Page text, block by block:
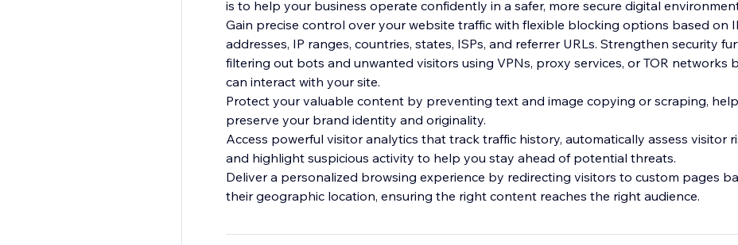
is to help your business operate confidently in a safer, more secure digital
Gain precise control over your website traffic with flexible blocking options based on
addresses, IP ranges, countries, states, ISPs, and referrer URLs. Strengthen security
filtering out bots and unwanted visitors using VPNs, proxy services, or TOR networks
can interact with your site.
Protect your valuable content by preventing text and image copying or scraping,
preserve your brand identity and originality.
Access powerful visitor analytics that track traffic history, automatically assess visitor
and highlight suspicious activity to help you stay ahead of potential threats.
Deliver a personalized browsing experience by redirecting visitors to custom pages